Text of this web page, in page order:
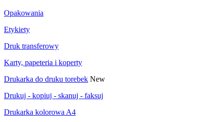
Opakowania
Etykiety
Druk transferowy
Karty, papeteria i koperty
Drukarka do druku torebek New
Drukuj - kopiuj - skanuj - faksuj
Drukarka kolorowa A4